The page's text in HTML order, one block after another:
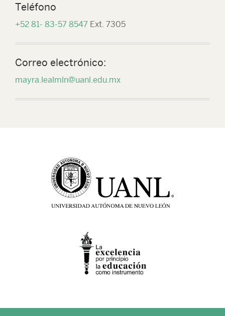
Teléfono
+52 81- 83-57 8547 Ext. 7305
Correo electrónico:
mayra.lealmln@uanl.edu.mx